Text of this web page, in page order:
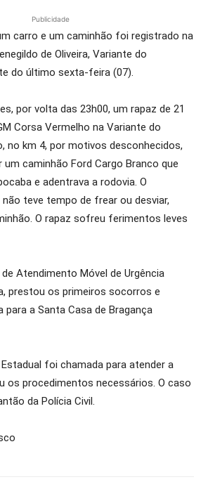
Publicidade
carro e um caminhão foi registrado na
de Oliveira, Variante do
do último sexta-feira (07).
por volta das 23h00, um rapaz de 21
Corsa Vermelho na Variante do
no km 4, por motivos desconhecidos,
caminhão Ford Cargo Branco que
e adentrava a rodovia. O
teve tempo de frear ou desviar,
O rapaz sofreu ferimentos leves
Atendimento Móvel de Urgência
prestou os primeiros socorros e
para a Santa Casa de Bragança
foi chamada para atender a
os procedimentos necessários. O caso
da Polícia Civil.